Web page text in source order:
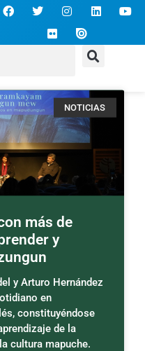
NOTICIAS
más de
y
y Arturo Hernández
en
constituyéndose
de la
cultura mapuche.